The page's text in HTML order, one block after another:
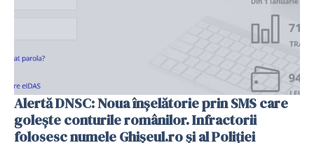
Alertă DNSC: Noua înșelătorie prin SMS care
golește conturile românilor. Infractorii
folosesc numele Ghișeul.ro și al Poliției